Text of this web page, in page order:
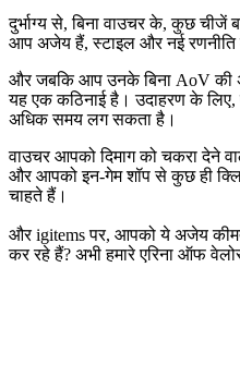
दुर्भाग्य से, बिना वाउचर के, कुछ
आप अजेय हैं, स्टाइल और नई रणनीति
और जबकि आप उनके बिना AoV की
यह एक कठिनाई है। उदाहरण के
अधिक समय लग सकता है।
वाउचर आपको दिमाग को चकरा देने
और आपको इन-गेम शॉप से कुछ ही
चाहते हैं।
और igitems पर, आपको ये अजेय
कर रहे हैं? अभी हमारे एरिना ऑफ